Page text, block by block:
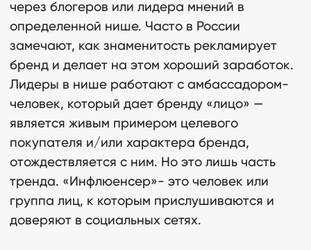
через блогеров или лидера мнений в
определенной нише. Часто в России
замечают, как знаменитость рекламирует
бренд и делает на этом хороший заработок.
Лидеры в нише работают с амбассадором-
человек, который дает бренду «лицо» —
является живым примером целевого
покупателя и/или характера бренда,
отождествляется с ним. Но это лишь часть
тренда. «Инфлюенсер»- это человек или
группа лиц, к которым прислушиваются и
доверяют в социальных сетях.